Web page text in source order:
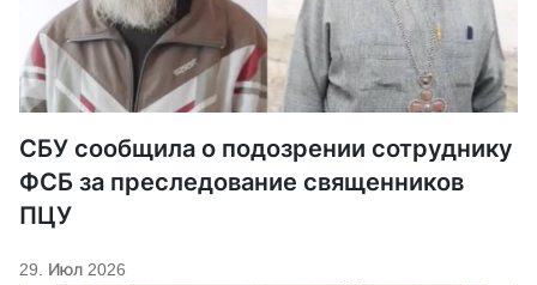
СБУ сообщила о подозрении сотруднику
ФСБ за преследование священников
ПЦУ
29. Июл 2026